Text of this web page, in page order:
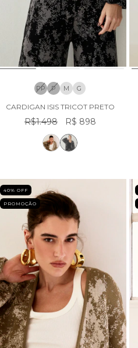
PP P M G
CARDIGAN ISIS TRICOT PRETO
R$1.498 R$ 898
40% OFF
PROMOÇÃO